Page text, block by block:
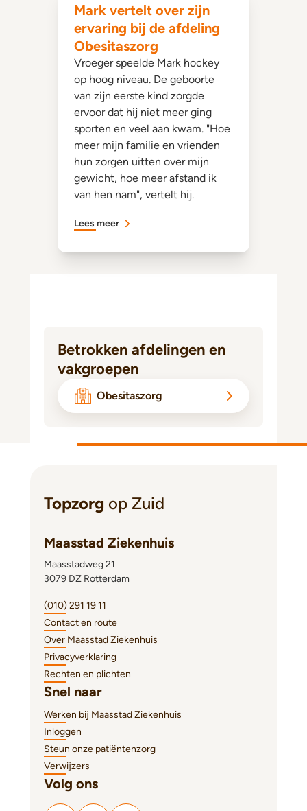
Mark vertelt over zijn
ervaring bij de afdeling
Obesitaszorg
Vroeger speelde Mark hockey
op hoog niveau. De geboorte
van zijn eerste kind zorgde
ervoor dat hij niet meer ging
sporten en veel aan kwam. "Hoe
meer mijn familie en vrienden
hun zorgen uitten over mijn
gewicht, hoe meer afstand ik
van hen nam", vertelt hij.
Lees meer
Betrokken afdelingen en
vakgroepen
Obesitaszorg
Topzorg op Zuid
Maasstad Ziekenhuis
Maasstadweg 21
3079 DZ Rotterdam
(010) 291 19 11
Contact en route
Over Maasstad Ziekenhuis
Privacyverklaring
Rechten en plichten
Snel naar
Werken bij Maasstad Ziekenhuis
Inloggen
Steun onze patiëntenzorg
Verwijzers
Volg ons